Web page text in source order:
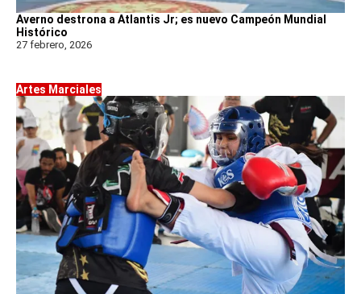
Averno destrona a Atlantis Jr; es nuevo Campeón Mundial
Histórico
27 febrero, 2026
Artes Marciales